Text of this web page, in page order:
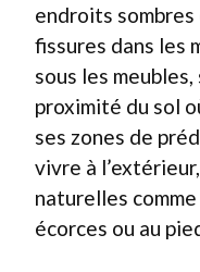
endroits
fissures dans les
sous les
proximité du sol
ses zones de
vivre à
naturelles
écorces ou au